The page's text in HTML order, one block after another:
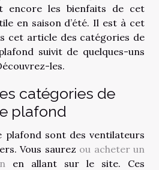
encore les bienfaits de cet
en saison d’été. Il est à cet
cet article des catégories de
suivit de quelques-uns
les.
catégories de
plafond
plafond sont des ventilateurs
Vous saurez ou acheter un
en allant sur le site. Ces